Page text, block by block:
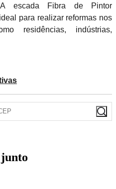
A escada Fibra de Pintor
para realizar reformas nos
residências, indústrias,